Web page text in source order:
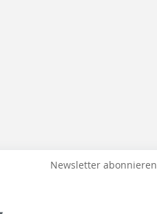
Newsletter abonnieren